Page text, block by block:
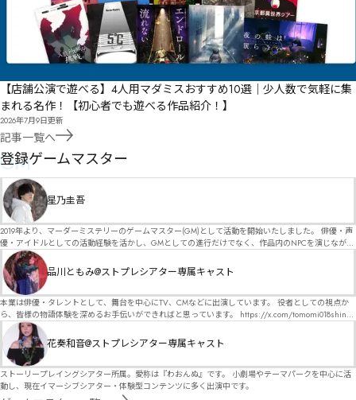
【店舗公演で遊べる】4人用マダミスおすすめ10選｜少人数で気軽に集
まれる名作！【初心者でも遊べる作品紹介！】
2026年7月9日更新
記事一覧へ
GM
登録ゲームマスター
星乃圭吾
2019年より、マーダーミステリーのゲームマスター(GM)として活動を開始いたしました。 俳優・声
優・アイドルとしての活動経験を活かし、GMとしての進行だけでなく、作品内のNPCを演じなが
ら、お客様に物語の世界へ入り込んでいただくような演出・サービスを得意としています。 自分自
身でも作品制作を行っているので、作家さんが作品に込めた想いや意図を大切にしながら、その作
品の魅力をお客様に届けられるような公演を心がけています。 参加してくださる皆様がどんなエン
ディングを迎えるのか、どんな物語が生まれるのかを想像しながら、公演を進めていく時間が本当
に大好きです！ 対応可能作品は、オフライン（対面）作品のみとなります。 得意分野をひとつ挙げ
るなら恋愛もの（恋愛要素を含むシナリオ）ですが、ファンタジー、デスゲーム、青春ものなど、
ジャンルを問わず幅広く対応可能です！お任せください！ 《所属団体・店舗》 ★ Lanbelysma -ラン
ビリズマ- (代表・制作・GM) ★ ストーリープレイングシアター (GM) ★ フィネガンズ ウェイク
(GM)
品川ともみ@ストプレシアター専属キャスト
本業は俳優・タレントとして、舞台を中心にTV、CMなどに出演しています。 役者としての視点か
ら、皆様の物語体験を深めるお手伝いができればと思っています。 https://x.com/tomomi018shin?
s=11 活動内容はSNSにて投稿しています。 SPT所属。 ストーリープレイングシアター「星詠みの
標」にてGMデビュー。 ボードゲーム×体感型演劇 イマーシブカフェ「コアクト」(不定期開催)出
演中。
花奏和音@ストプレシアター専属キャスト
ストーリープレイングシアター所属。愛称は『わおんぬ』です。 小劇場やテーマパークを中心に活
動し、現在イマーシブシアター・体験型コンテンツに多く出演中です。